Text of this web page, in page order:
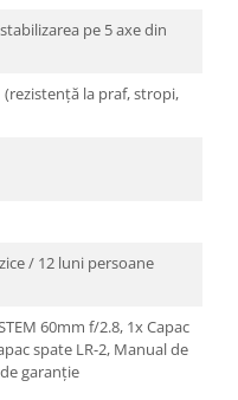
pe 5 axe din
(rezistență la praf, stropi,
/ 12 luni persoane
60mm f/2.8, 1x Capac
spate LR-2, Manual de
garanție